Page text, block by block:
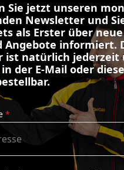
Sie jetzt unseren
Newsletter und
als Erster über neue
Angebote informiert.
ist natürlich jederzeit
der E-Mail oder
*